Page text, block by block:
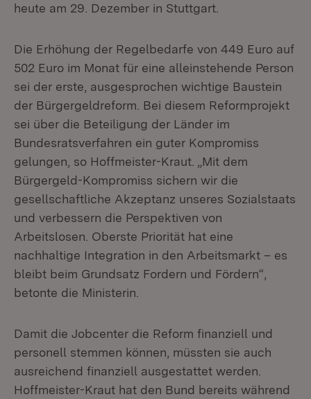
heute am 29. Dezember in Stuttgart.
Die Erhöhung der Regelbedarfe von 449 Euro auf
502 Euro im Monat für eine alleinstehende Person
sei der erste, ausgesprochen wichtige Baustein
der Bürgergeldreform. Bei diesem Reformprojekt
sei über die Beteiligung der Länder im
Bundesratsverfahren ein guter Kompromiss
gelungen, so Hoffmeister-Kraut. „Mit dem
Bürgergeld-Kompromiss sichern wir die
gesellschaftliche Akzeptanz unseres Sozialstaats
und verbessern die Perspektiven von
Arbeitslosen. Oberste Priorität hat eine
nachhaltige Integration in den Arbeitsmarkt – es
bleibt beim Grundsatz Fordern und Fördern“,
betonte die Ministerin.
Damit die Jobcenter die Reform finanziell und
personell stemmen können, müssten sie auch
ausreichend finanziell ausgestattet werden.
Hoffmeister-Kraut hat den Bund bereits während